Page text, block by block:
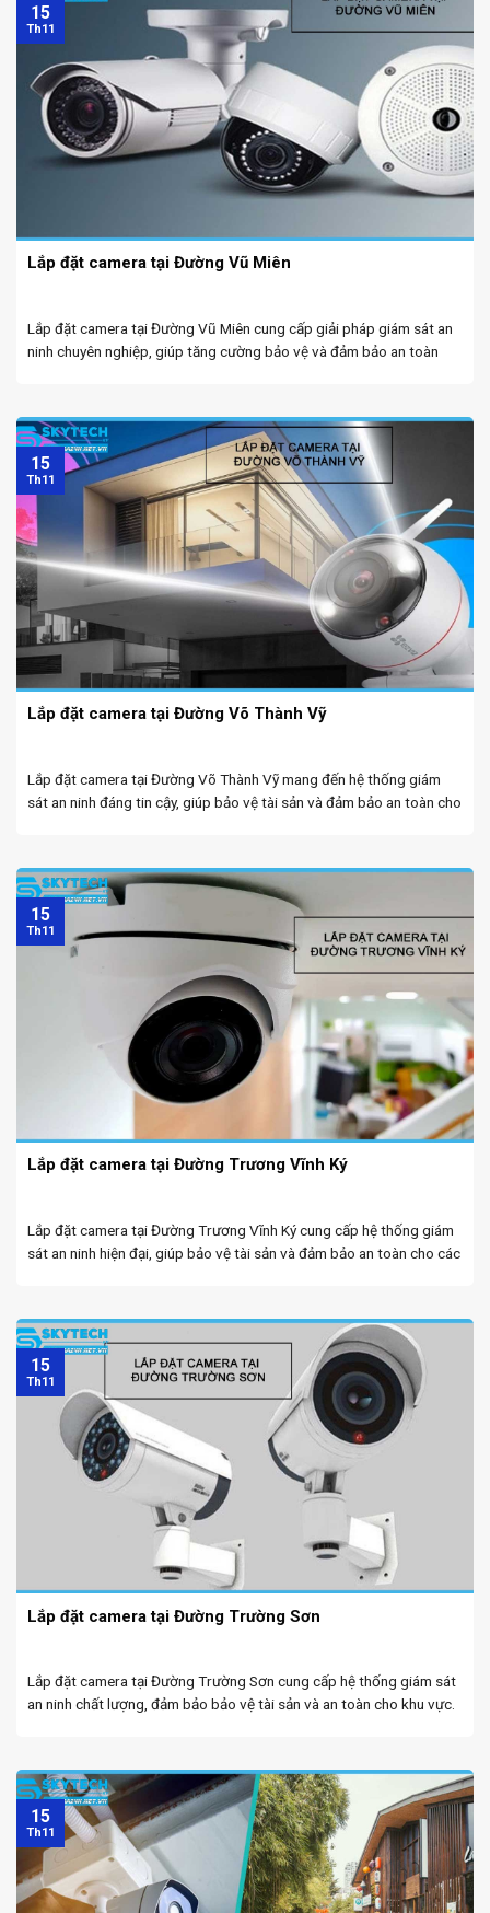
Lắp đặt camera tại Đường Vũ Miên
Lắp đặt camera tại Đường Vũ Miên cung cấp giải pháp giám sát an
ninh chuyên nghiệp, giúp tăng cường bảo vệ và đảm bảo an toàn
15
Th11
Lắp đặt camera tại Đường Võ Thành Vỹ
Lắp đặt camera tại Đường Võ Thành Vỹ mang đến hệ thống giám
sát an ninh đáng tin cậy, giúp bảo vệ tài sản và đảm bảo an toàn cho
15
Th11
Lắp đặt camera tại Đường Trương Vĩnh Ký
Lắp đặt camera tại Đường Trương Vĩnh Ký cung cấp hệ thống giám
sát an ninh hiện đại, giúp bảo vệ tài sản và đảm bảo an toàn cho các
15
Th11
Lắp đặt camera tại Đường Trường Sơn
Lắp đặt camera tại Đường Trường Sơn cung cấp hệ thống giám sát
an ninh chất lượng, đảm bảo bảo vệ tài sản và an toàn cho khu vực.
15
Th11
15
Th11